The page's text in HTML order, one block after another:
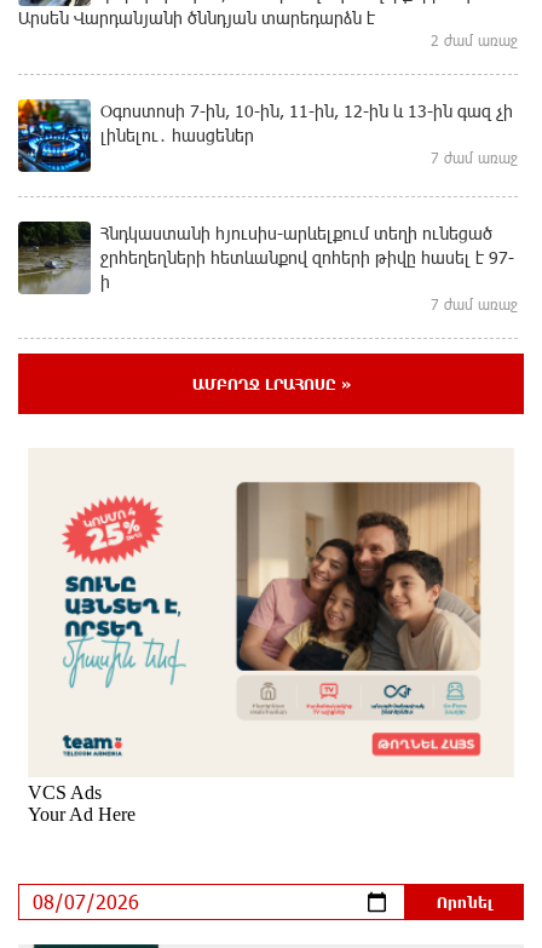
Արսեն Վարդանյանի ծննդյան տարեդարձն է
2 ժամ առաջ
Օգոստոսի 7-ին, 10-ին, 11-ին, 12-ին և 13-ին գազ չի
լինելու․ հասցեներ
7 ժամ առաջ
Հնդկաստանի հյուսիս-արևելքում տեղի ունեցած
ջրհեղեղների հետևանքով զոհերի թիվը հասել է 97-
ի
7 ժամ առաջ
Օգոստոսի 7-ին ժամանակավորապես կդադարեցվի
Վինիսիուսը նոր պայմանագիր է կնքել «Ռեալի»
հետ․ պաշտոնական
8 ժամ առաջ
Սպասվում է քամու ուժգնացում, ամպրոպ․
եղանակը՝ օգոստոսի 7-ից 11-ին
8 ժամ առաջ
Խոշոր հրդեհ՝ Երևանի Սիլիկյան թաղամասի
ծուխը տեսանելի են մի քանի կիլոմետրից
Հնդկաստանի և Իսրայելի վարչապետները
քննարկել են Մերձավոր Արևելքում տիրող
ԱՄԲՈՂՋ ԼՐԱՀՈՍԸ »